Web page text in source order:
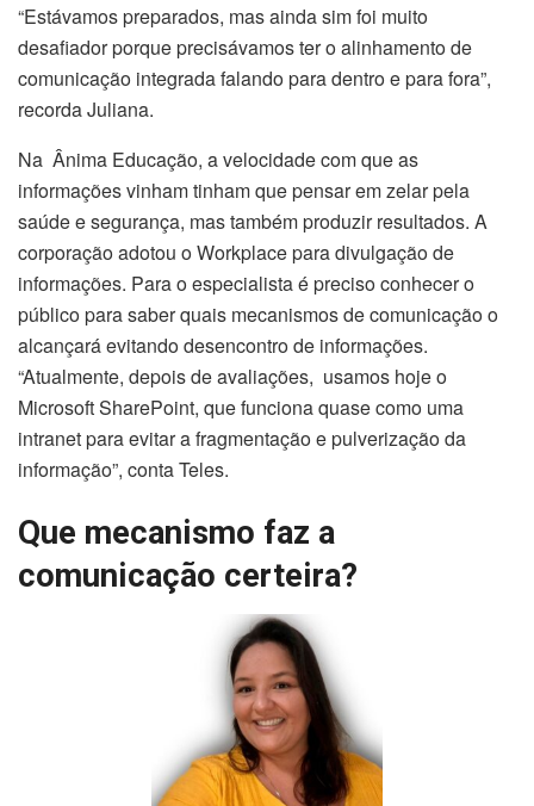
“Estávamos preparados, mas ainda sim foi muito
desafiador porque precisávamos ter o alinhamento de
comunicação integrada falando para dentro e para fora”,
recorda Juliana.
Na Ânima Educação, a velocidade com que as
informações vinham tinham que pensar em zelar pela
saúde e segurança, mas também produzir resultados. A
corporação adotou o Workplace para divulgação de
informações. Para o especialista é preciso conhecer o
público para saber quais mecanismos de comunicação o
alcançará evitando desencontro de informações.
“Atualmente, depois de avaliações, usamos hoje o
Microsoft SharePoint, que funciona quase como uma
intranet para evitar a fragmentação e pulverização da
informação”, conta Teles.
Que mecanismo faz a
comunicação certeira?